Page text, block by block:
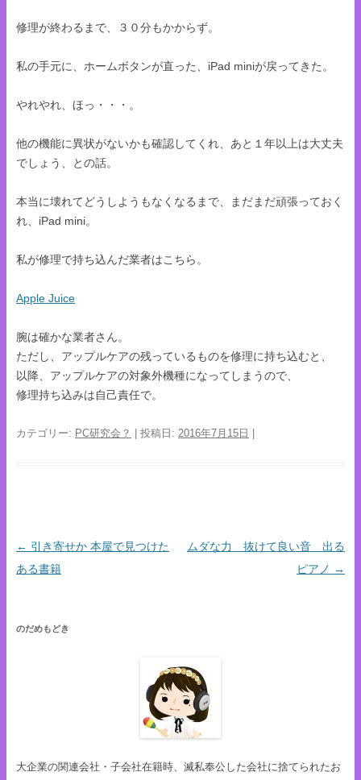
修理が終わるまで、３０分もかからず。
私の手元に、ホームボタンが直った、iPad miniが戻ってきた。
やれやれ、ほっ・・・。
他の機能に異状がないかも確認してくれ、あと１年以上は大丈夫
でしょう、との話。
本当に壊れてどうしようもなくなるまで、まだまだ頑張っておく
れ、iPad mini。
私が修理で持ち込んだ業者はこちら。
Apple Juice
腕は確かな業者さん。
ただし、アップルケアの残っているものを修理に持ち込むと、
以降、アップルケアの対象外機種になってしまうので、
修理持ち込みは自己責任で。
カテゴリー: PC研究会？ | 投稿日: 2016年7月15日 |
投稿ナビゲーション
← 引き寄せか 本屋で見つけた
ある書籍
ムダな力 抜けて良い音 出る
ピアノ →
のだめもどき
大企業の関連会社・子会社在籍時、滅私奉公した会社に捨てられたお